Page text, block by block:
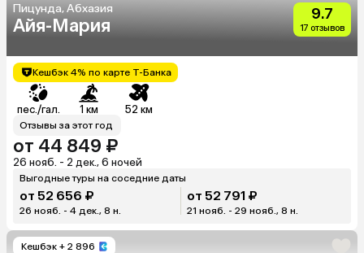
Пицунда, Абхазия
Айя-Мария
9.7
17 отзывов
Кешбэк 4% по карте Т-Банка
пес./гал. 1 км 52 км
Отзывы за этот год
от 44 849 ₽
26 нояб. - 2 дек., 6 ночей
Выгодные туры на соседние даты
от 52 656 ₽
26 нояб. - 4 дек., 8 н.
от 52 791 ₽
21 нояб. - 29 нояб., 8 н.
Кешбэк + 2 896